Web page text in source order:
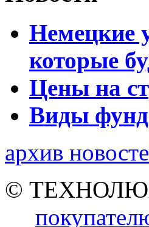
Немецкие
которые
Цены на
Виды
архив
©